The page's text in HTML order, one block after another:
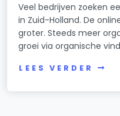
Veel bedrijven zoeken
in Zuid-Holland. De
groter. Steeds meer
groei via organische
LEES VERDER